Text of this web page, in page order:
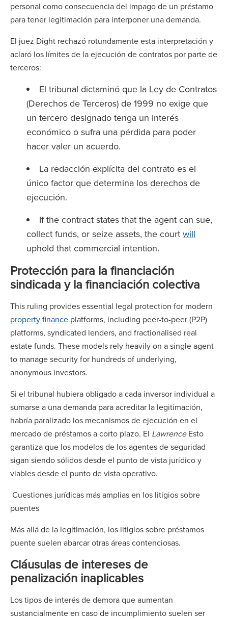
personal como consecuencia del impago de un préstamo
para tener legitimación para interponer una demanda.
El juez Dight rechazó rotundamente esta interpretación y
aclaró los límites de la ejecución de contratos por parte de
terceros:
El tribunal dictaminó que la Ley de Contratos
(Derechos de Terceros) de 1999 no exige que
un tercero designado tenga un interés
económico o sufra una pérdida para poder
hacer valer un acuerdo.
La redacción explícita del contrato es el
único factor que determina los derechos de
ejecución.
If the contract states that the agent can sue,
collect funds, or seize assets, the court will
uphold that commercial intention.
Protección para la financiación
sindicada y la financiación colectiva
This ruling provides essential legal protection for modern
property finance platforms, including peer-to-peer (P2P)
platforms, syndicated lenders, and fractionalised real
estate funds. These models rely heavily on a single agent
to manage security for hundreds of underlying,
anonymous investors.
Si el tribunal hubiera obligado a cada inversor individual a
sumarse a una demanda para acreditar la legitimación,
habría paralizado los mecanismos de ejecución en el
mercado de préstamos a corto plazo. El LawrenceEsto
garantiza que los modelos de los agentes de seguridad
sigan siendo sólidos desde el punto de vista jurídico y
viables desde el punto de vista operativo.
Cuestiones jurídicas más amplias en los litigios sobre
puentes
Más allá de la legitimación, los litigios sobre préstamos
puente suelen abarcar otras áreas contenciosas.
Cláusulas de intereses de
penalización inaplicables
Los tipos de interés de demora que aumentan
sustancialmente en caso de incumplimiento suelen ser